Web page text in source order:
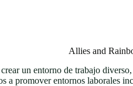
Allies and
un entorno de trabajo
a promover entornos laborales